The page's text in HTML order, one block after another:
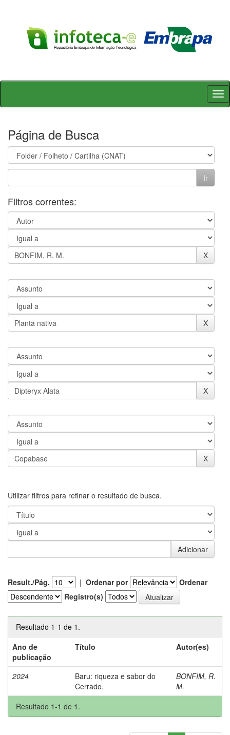
Skip
Página de Busca
Filtros correntes:
Utilizar filtros para refinar o resultado de busca.
Result./Pág. | Ordenar por
Ordenar
Registro(s)
Resultado 1-1 de 1.
Ano de
publicação
Título Autor(es)
2024
Baru: riqueza e sabor do
Cerrado.
BONFIM, R.
M.
Resultado 1-1 de 1.